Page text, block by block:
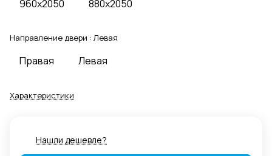
960x2050 880x2050
Направление двери : Левая
Правая Левая
Характеристики
Нашли дешевле?